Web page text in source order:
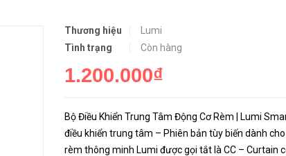
Thương hiệu
Lumi
Tình trạng
Còn hàng
1.200.000₫
Bộ Điều Khiển Trung Tâm Động Cơ Rèm | Lumi
điều khiển trung tâm – Phiên bản tùy biến dành
rèm thông minh Lumi được gọi tắt là CC – Curtain